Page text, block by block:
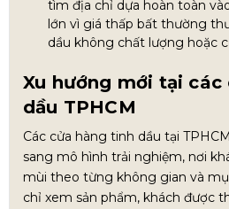
tìm địa chỉ dựa hoàn toàn
lớn vì giá thấp bất thường
dầu không chất lượng hoặc
Xu hướng mới tại các
dầu TPHCM
Các cửa hàng tinh dầu tại
sang mô hình trải nghiệm, nơi
mùi theo từng không gian và
chỉ xem sản phẩm, khách được